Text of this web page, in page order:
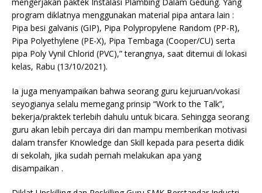
program diklatnya menggunakan material pipa antara lain :
Pipa besi galvanis (GIP), Pipa Polypropylene Random (PP-R),
Pipa Polyethylene (PE-X), Pipa Tembaga (Cooper/CU) serta
pipa Poly Vynil Chlorid (PVC),” terangnya, saat ditemui di lokasi
kelas, Rabu (13/10/2021).
Ia juga menyampaikan bahwa seorang guru kejuruan/vokasi
seyogianya selalu memegang prinsip “Work to the Talk”,
bekerja/praktek terlebih dahulu untuk bicara. Sehingga seorang
guru akan lebih percaya diri dan mampu memberikan motivasi
dalam transfer Knowledge dan Skill kepada para peserta didik
di sekolah, jika sudah pernah melakukan apa yang
disampaikan .